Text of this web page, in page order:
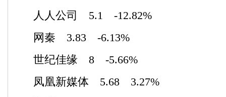
人人公司 5.1 -12.82%
网秦 3.83 -6.13%
世纪佳缘 8 -5.66%
凤凰新媒体 5.68 3.27%